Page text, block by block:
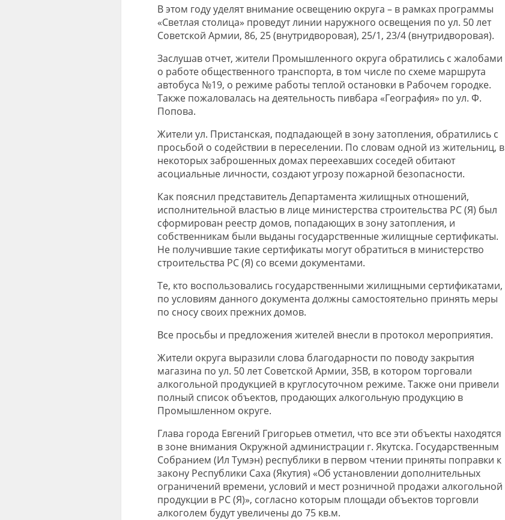
В этом году уделят внимание освещению округа – в рамках программы
«Светлая столица» проведут линии наружного освещения по ул. 50 лет
Советской Армии, 86, 25 (внутридворовая), 25/1, 23/4 (внутридворовая).
Заслушав отчет, жители Промышленного округа обратились с жалобами
о работе общественного транспорта, в том числе по схеме маршрута
автобуса №19, о режиме работы теплой остановки в Рабочем городке.
Также пожаловалась на деятельность пивбара «География» по ул. Ф.
Попова.
Жители ул. Пристанская, подпадающей в зону затопления, обратились с
просьбой о содействии в переселении. По словам одной из жительниц, в
некоторых заброшенных домах переехавших соседей обитают
асоциальные личности, создают угрозу пожарной безопасности.
Как пояснил представитель Департамента жилищных отношений,
исполнительной властью в лице министерства строительства РС (Я) был
сформирован реестр домов, попадающих в зону затопления, и
собственникам были выданы государственные жилищные сертификаты.
Не получившие такие сертификаты могут обратиться в министерство
строительства РС (Я) со всеми документами.
Те, кто воспользовались государственными жилищными сертификатами,
по условиям данного документа должны самостоятельно принять меры
по сносу своих прежних домов.
Все просьбы и предложения жителей внесли в протокол мероприятия.
Жители округа выразили слова благодарности по поводу закрытия
магазина по ул. 50 лет Советской Армии, 35В, в котором торговали
алкогольной продукцией в круглосуточном режиме. Также они привели
полный список объектов, продающих алкогольную продукцию в
Промышленном округе.
Глава города Евгений Григорьев отметил, что все эти объекты находятся
в зоне внимания Окружной администрации г. Якутска. Государственным
Собранием (Ил Тумэн) республики в первом чтении приняты поправки к
закону Республики Саха (Якутия) «Об установлении дополнительных
ограничений времени, условий и мест розничной продажи алкогольной
продукции в РС (Я)», согласно которым площади объектов торговли
алкоголем будут увеличены до 75 кв.м.